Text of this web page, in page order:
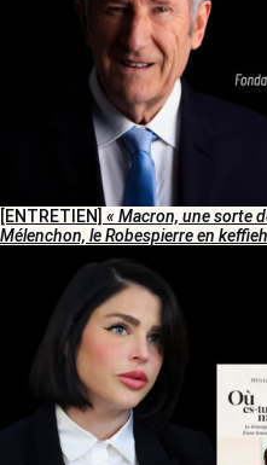
[ENTRETIEN] « Macron, une sorte
Mélenchon, le Robespierre en